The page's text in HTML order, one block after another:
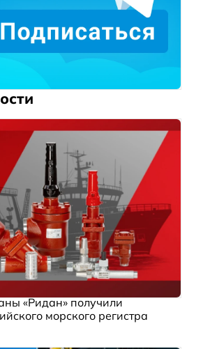
«Ридан» получили
морского регистра